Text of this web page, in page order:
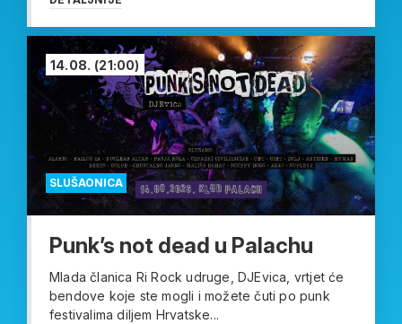
SLUŠAONICA
14.08. (21:00)
Punk’s not dead u Palachu
Mlada članica Ri Rock udruge, DJEvica, vrtjet će
bendove koje ste mogli i možete čuti po punk
festivalima diljem Hrvatske...